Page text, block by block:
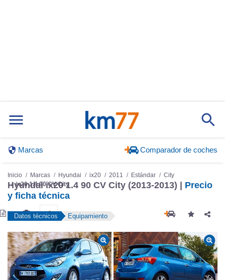
Marcas Comparador de coches
Inicio Marcas Hyundai ix20 2011 Estándar
City
ix20 1.4 90 CV City
Hyundai ix20 1.4 90 CV City (2013-2013) | Precio
y ficha técnica
Datos técnicos Equipamiento